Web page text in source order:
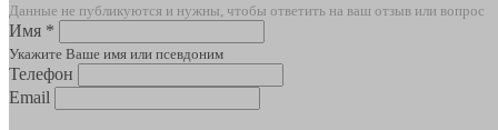
Данные не публикуются и нужны, чтобы ответить на ваш отзыв или вопрос
Имя *
Укажите Ваше имя или псевдоним
Телефон
Email